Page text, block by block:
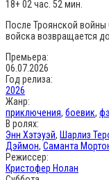
18+02 час. 52 мин.
После Троянской войны
войска возвращается
Премьера:
06.07.2026
Год релиза:
2026
Жанр:
приключения, боевик,
В ролях:
Энн Хэтэуэй, Шарлиз
Дэймон, Саманта
Режиссер:
Кристофер Нолан